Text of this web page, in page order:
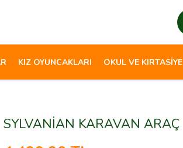
KIZ OYUNCAKLARI OKUL VE KIRTASİYE
SYLVANİAN KARAVAN ARAÇ